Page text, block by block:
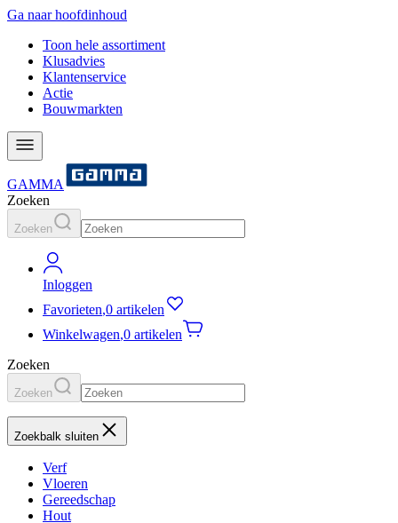
Ga naar hoofdinhoud
Toon hele assortiment
Klusadvies
Klantenservice
Actie
Bouwmarkten
GAMMA
Zoeken
Zoeken
Inloggen
Favorieten,0 artikelen
Winkelwagen,0 artikelen
Zoeken
Zoeken
Zoekbalk sluiten
Verf
Vloeren
Gereedschap
Hout